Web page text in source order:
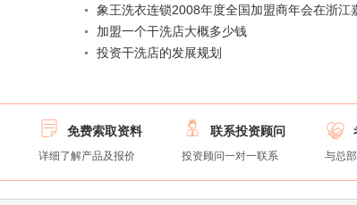
象王洗衣连锁2008年度全国加盟商年会在浙江
加盟一个干洗店大概多少钱
投资干洗店的发展规划
 免费索取资料
详细了解产品及报价
 联系投资顾问
投资顾问一对一联系

与总